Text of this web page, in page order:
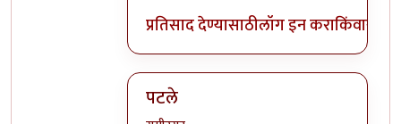
प्रतिसाद देण्यासाठीलॉग इन कराकिंवा
पटले